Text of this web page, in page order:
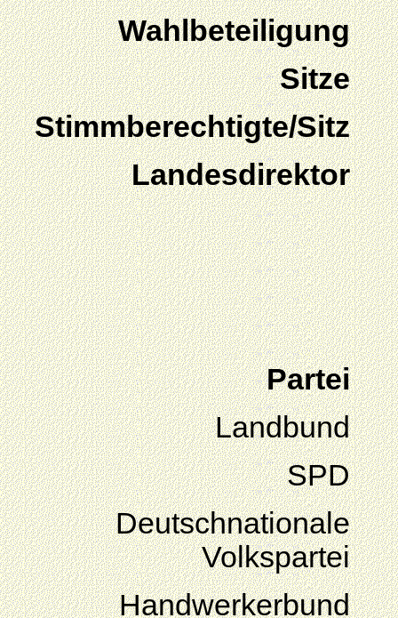
Wahlbeteiligung
Sitze
Stimmberechtigte/Sitz
Landesdirektor
Partei
Landbund
SPD
Deutschnationale
Volkspartei
Handwerkerbund